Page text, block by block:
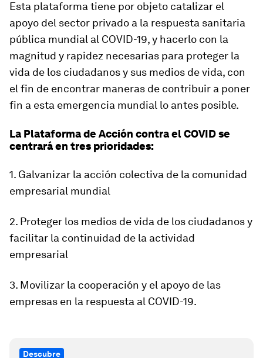
Esta plataforma tiene por objeto catalizar el
apoyo del sector privado a la respuesta sanitaria
pública mundial al COVID-19, y hacerlo con la
magnitud y rapidez necesarias para proteger la
vida de los ciudadanos y sus medios de vida, con
el fin de encontrar maneras de contribuir a poner
fin a esta emergencia mundial lo antes posible.
La Plataforma de Acción contra el COVID se
centrará en tres prioridades:
1. Galvanizar la acción colectiva de la comunidad
empresarial mundial
2. Proteger los medios de vida de los ciudadanos y
facilitar la continuidad de la actividad
empresarial
3. Movilizar la cooperación y el apoyo de las
empresas en la respuesta al COVID-19.
Descubre